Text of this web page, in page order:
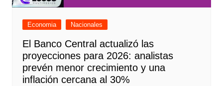
Economia Nacionales
El Banco Central actualizó las
proyecciones para 2026: analistas
prevén menor crecimiento y una
inflación cercana al 30%